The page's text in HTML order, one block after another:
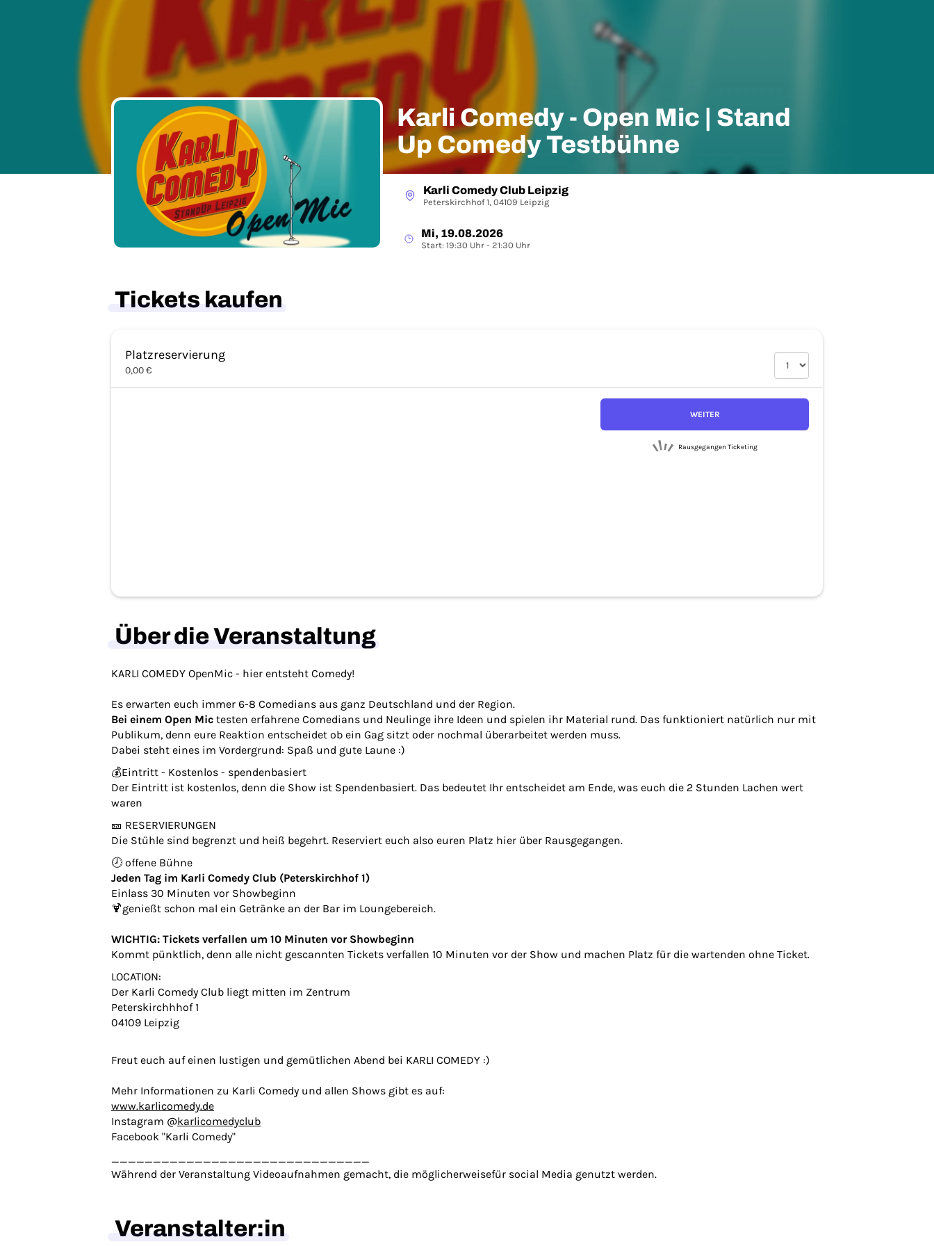
Karli Comedy - Open Mic | Stand
Up Comedy Testbühne
Karli Comedy Club Leipzig
Peterskirchhof 1, 04109 Leipzig
Mi, 19.08.2026
Start: 19:30 Uhr - 21:30 Uhr
Tickets kaufen
Platzreservierung
0,00 €
WEITER
Rausgegangen Ticketing
Über die Veranstaltung
KARLI COMEDY OpenMic - hier entsteht Comedy!
Es erwarten euch immer 6-8 Comedians aus ganz Deutschland und der Region.
Bei einem Open Mic testen erfahrene Comedians und Neulinge ihre Ideen und spielen ihr Material rund. Das funktioniert natürlich nur mit
Publikum, denn eure Reaktion entscheidet ob ein Gag sitzt oder nochmal überarbeitet werden muss.
Dabei steht eines im Vordergrund: Spaß und gute Laune :)
💰Eintritt - Kostenlos - spendenbasiert
Der Eintritt ist kostenlos, denn die Show ist Spendenbasiert. Das bedeutet Ihr entscheidet am Ende, was euch die 2 Stunden Lachen wert
waren
🎫 RESERVIERUNGEN
Die Stühle sind begrenzt und heiß begehrt. Reserviert euch also euren Platz hier über Rausgegangen.
🕗 offene Bühne
Jeden Tag im Karli Comedy Club (Peterskirchhof 1)
Einlass 30 Minuten vor Showbeginn
🍹genießt schon mal ein Getränke an der Bar im Loungebereich.
WICHTIG: Tickets verfallen um 10 Minuten vor Showbeginn
Kommt pünktlich, denn alle nicht gescannten Tickets verfallen 10 Minuten vor der Show und machen Platz für die wartenden ohne Ticket.
LOCATION:
Der Karli Comedy Club liegt mitten im Zentrum
Peterskirchhhof 1
04109 Leipzig
Freut euch auf einen lustigen und gemütlichen Abend bei KARLI COMEDY :)
Mehr Informationen zu Karli Comedy und allen Shows gibt es auf:
www.karlicomedy.de
Instagram @karlicomedyclub
Facebook "Karli Comedy"
_______________________________
Während der Veranstaltung Videoaufnahmen gemacht, die möglicherweisefür social Media genutzt werden.
Veranstalter:in